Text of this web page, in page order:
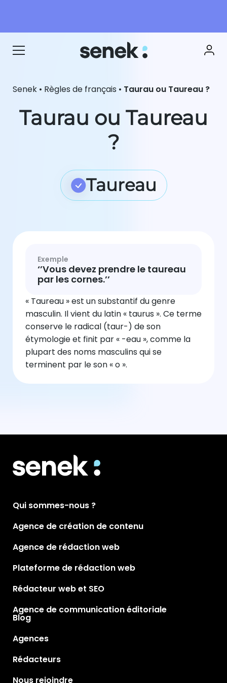
Senek • Règles de français • Taurau ou Taureau ?
Taurau ou Taureau
?
Taureau
Exemple
‘’Vous devez prendre le taureau
par les cornes.’’
« Taureau » est un substantif du genre
masculin. Il vient du latin « taurus ». Ce terme
conserve le radical (taur-) de son
étymologie et finit par « -eau », comme la
plupart des noms masculins qui se
terminent par le son « o ».
Qui sommes-nous ?
Agence de création de contenu
Agence de rédaction web
Plateforme de rédaction web
Rédacteur web et SEO
Agence de communication éditoriale
Blog
Agences
Rédacteurs
Nous rejoindre